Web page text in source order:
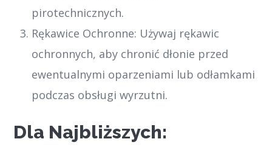
pirotechnicznych.
Rękawice Ochronne: Używaj rękawic
ochronnych, aby chronić dłonie przed
ewentualnymi oparzeniami lub odłamkami
podczas obsługi wyrzutni.
Dla Najbliższych: